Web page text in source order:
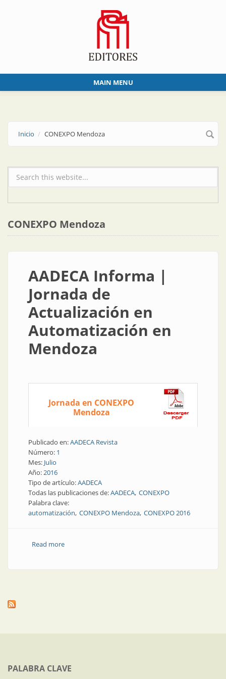
MAIN MENU
Inicio CONEXPO Mendoza
Formulario de búsqueda
CONEXPO Mendoza
AADECA Informa |
Jornada de
Actualización en
Automatización en
Mendoza
Jornada en CONEXPO
Mendoza
Publicado en:AADECA Revista
Número: 1
Mes: Julio
Año:2016
Tipo de artículo:AADECA
Todas las publicaciones de:AADECA CONEXPO
Palabra clave:
automatización CONEXPO Mendoza CONEXPO 2016
Read moreabout AADECA Informa | Jornada de Actualización en
PALABRA CLAVE